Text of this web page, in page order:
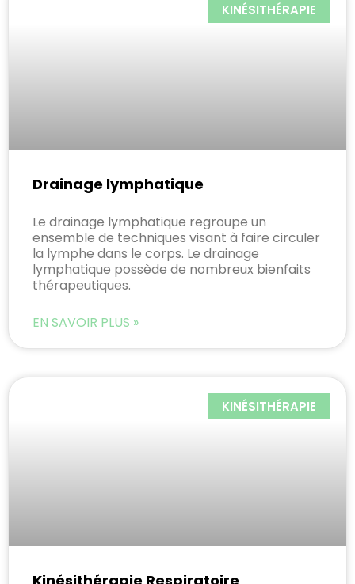
KINÉSITHÉRAPIE
Drainage lymphatique
Le drainage lymphatique regroupe un
ensemble de techniques visant à faire circuler
la lymphe dans le corps. Le drainage
lymphatique possède de nombreux bienfaits
thérapeutiques.
EN SAVOIR PLUS »
KINÉSITHÉRAPIE